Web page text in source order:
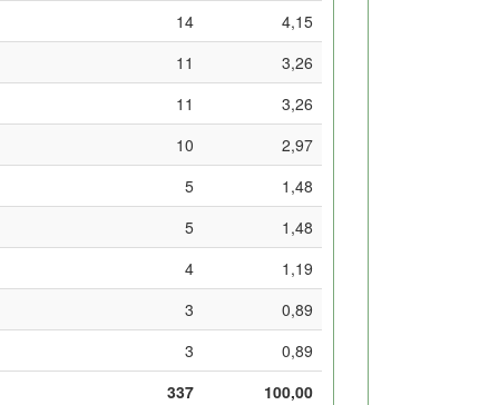
14
4,15
11
3,26
11
3,26
10
2,97
5
1,48
5
1,48
4
1,19
3
0,89
3
0,89
337
100,00